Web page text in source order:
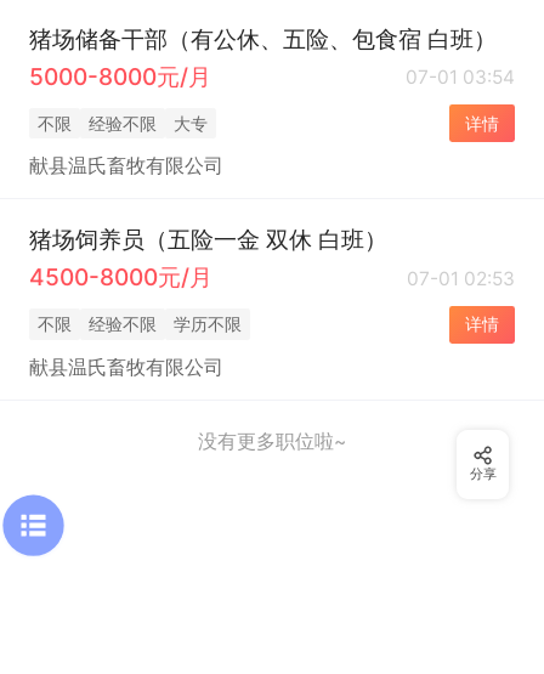
猪场储备干部（有公休、五险、包食宿 白班）
5000-8000元/月
07-01 03:54
不限 经验不限 大专 详情
献县温氏畜牧有限公司
猪场饲养员（五险一金 双休 白班）
4500-8000元/月
07-01 02:53
不限 经验不限 学历不限 详情
献县温氏畜牧有限公司
没有更多职位啦~
分享